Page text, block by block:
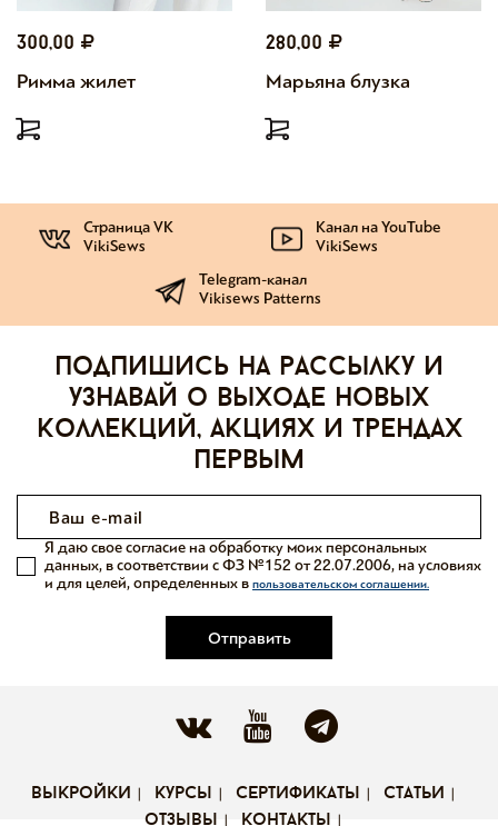
300,00
Римма жилет
280,00
Марьяна блузка
Страница VK
VikiSews
Канал на YouTube
VikiSews
Telegram-канал
Vikisews Patterns
Подпишись на рассылку и
узнавай о выходе новых
коллекций, акциях и трендах
первым
Отправить
Я даю свое согласие на обработку моих персональных
данных, в соответствии с ФЗ №152 от 22.07.2006, на условиях
и для целей, определенных в пользовательском соглашении.
выкройки курсы сертификаты
статьи
отзывы
контакты